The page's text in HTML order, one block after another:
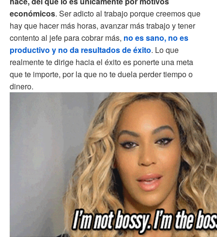
económicos. Ser adicto al trabajo porque creemos que
hay que hacer más horas, avanzar más trabajo y tener
contento al jefe para cobrar más, no es sano, no es
productivo y no da resultados de éxito. Lo que
realmente te dirige hacia el éxito es ponerte una meta
que te importe, por la que no te duela perder tiempo o
dinero.